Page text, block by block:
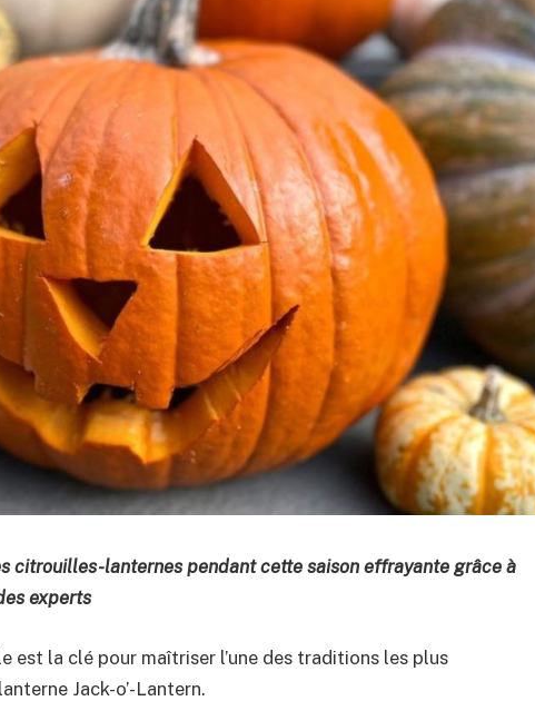
citrouilles-lanternes pendant cette saison effrayante grâce à
experts
est la clé pour maîtriser l’une des traditions les plus
Jack-o’-Lantern.